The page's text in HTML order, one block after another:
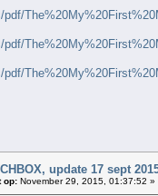
update 17 sept
op: November 29, 2015, 01:37:52 »